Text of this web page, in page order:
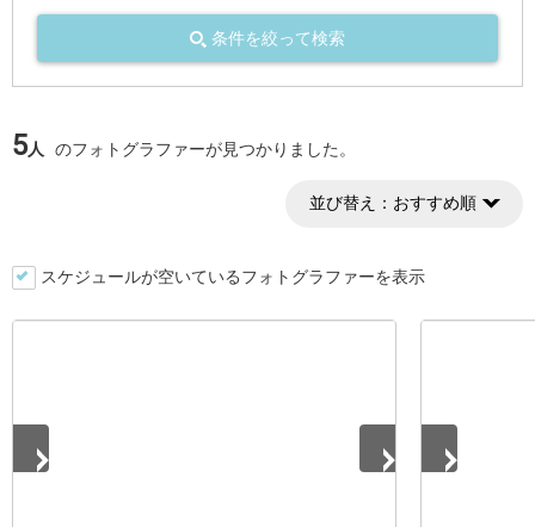
条件を絞って検索
5人 のフォトグラファーが見つかりました。
並び替え： おすすめ順
スケジュールが空いているフォトグラファーを表示